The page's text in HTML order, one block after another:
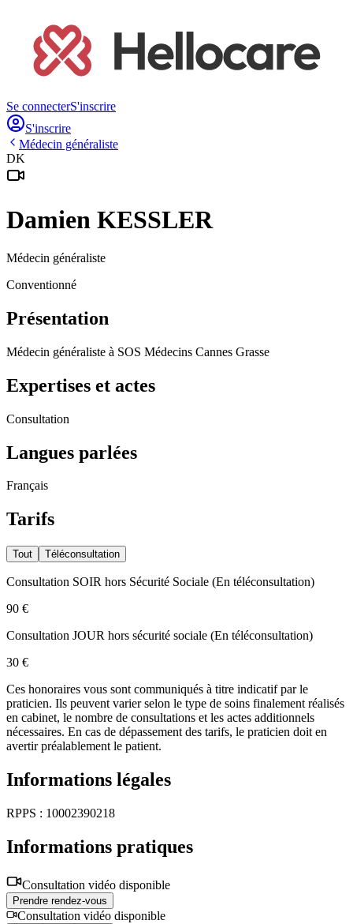
Se connecterS'inscrire
S'inscrire
Médecin généraliste
DK
Damien KESSLER
Médecin généraliste
Conventionné
Présentation
Médecin généraliste à SOS Médecins Cannes Grasse
Expertises et actes
Consultation
Langues parlées
Français
Tarifs
Tout Téléconsultation
Consultation SOIR hors Sécurité Sociale (En téléconsultation)
90 €
Consultation JOUR hors sécurité sociale (En téléconsultation)
30 €
Ces honoraires vous sont communiqués à titre indicatif par le
praticien. Ils peuvent varier selon le type de soins finalement réalisés
en cabinet, le nombre de consultations et les actes additionnels
nécessaires. En cas de dépassement des tarifs, le praticien doit en
avertir préalablement le patient.
Informations légales
RPPS : 10002390218
Informations pratiques
Consultation vidéo disponible
Prendre rendez-vous
Consultation vidéo disponible